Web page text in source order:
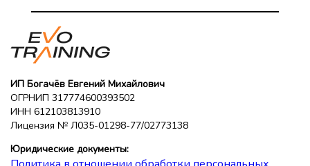
ИП Богачёв Евгений Михайлович
ОГРНИП 317774600393502
ИНН 612103813910
Лицензия № Л035-01298-77/02773138
Юридические документы: